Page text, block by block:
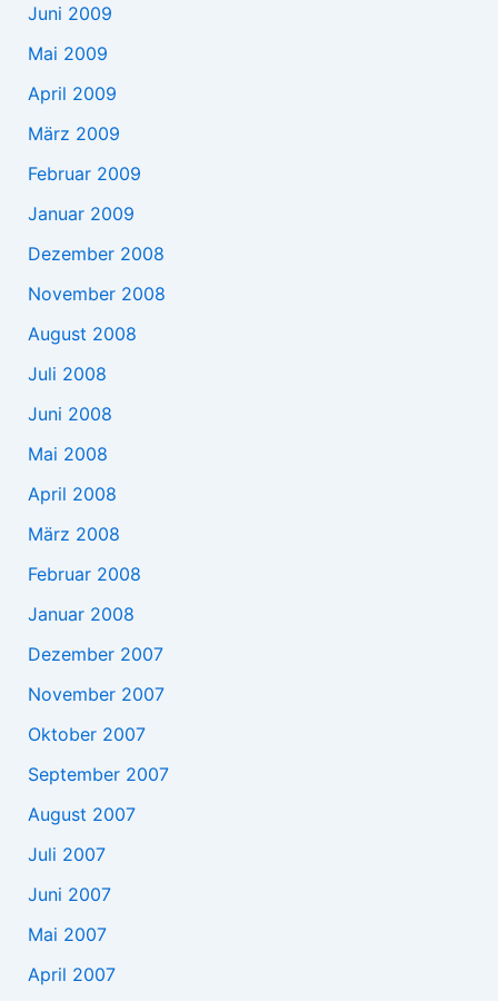
Juni 2009
Mai 2009
April 2009
März 2009
Februar 2009
Januar 2009
Dezember 2008
November 2008
August 2008
Juli 2008
Juni 2008
Mai 2008
April 2008
März 2008
Februar 2008
Januar 2008
Dezember 2007
November 2007
Oktober 2007
September 2007
August 2007
Juli 2007
Juni 2007
Mai 2007
April 2007